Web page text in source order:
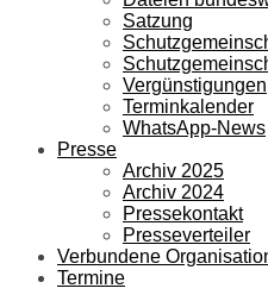
Satzung
Vergünstigungen
Terminkalender
WhatsApp-News
Presse
Archiv 2025
Archiv 2024
Pressekontakt
Presseverteiler
Verbundene
Termine